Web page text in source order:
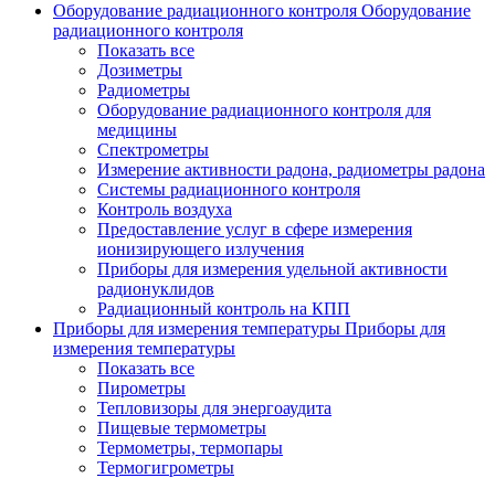
Оборудование радиационного контроля Оборудование
радиационного контроля
Показать все
Дозиметры
Радиометры
Оборудование радиационного контроля для
медицины
Спектрометры
Измерение активности радона, радиометры радона
Системы радиационного контроля
Контроль воздуха
Предоставление услуг в сфере измерения
ионизирующего излучения
Приборы для измерения удельной активности
радионуклидов
Радиационный контроль на КПП
Приборы для измерения температуры Приборы для
измерения температуры
Показать все
Пирометры
Тепловизоры для энергоаудита
Пищевые термометры
Термометры, термопары
Термогигрометры